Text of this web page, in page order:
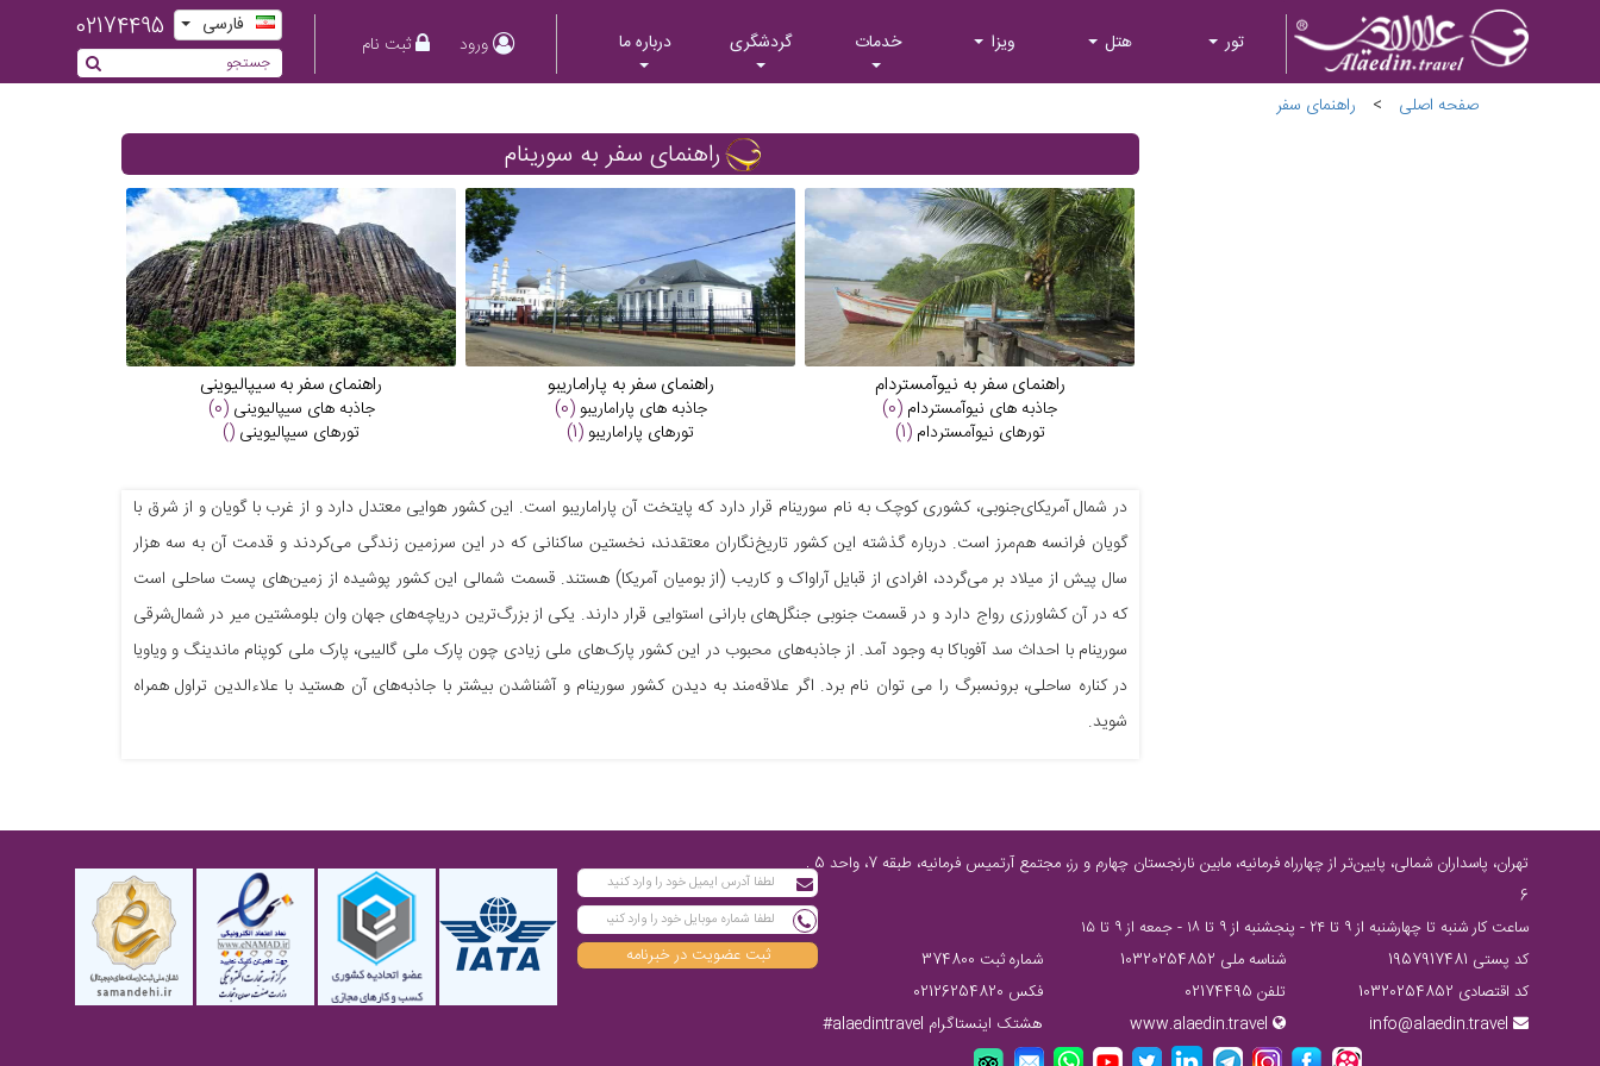
تور هتل ویزا خدمات گردشگری درباره ما ورود ثبت نام
فارسی 02174495
صفحه اصلی > راهنمای سفر
راهنمای سفر به سورینام
راهنمای سفر به نیوآمستردام
جاذبه های نیوآمستردام (0)
تورهای نیوآمستردام (1)
راهنمای سفر به پاراماریبو
جاذبه های پاراماریبو(0)
تورهای پاراماریبو(1)
راهنمای سفر به سیپالیوینی
جاذبه های سیپالیوینی (0)
تورهای سیپالیوینی ()
در شمال آمریکای‌جنوبی، کشوری کوچک به نام سورینام قرار دارد که پایتخت آن پاراماریبو است. این کشور هوایی معتدل دارد و از غرب با گویان و از شرق با
گویان فرانسه هم‌مرز است. درباره گذشته این کشور تاریخ‌نگاران معتقدند، نخستین ساکنانی که در این سرزمین زندگی می‌کردند و قدمت آن به سه هزار
سال پیش از میلاد بر می‌گردد، افرادی از قبایل آراواک و کاریب (از بومیان آمریکا) هستند. قسمت شمالی این کشور پوشیده از زمین‌های پست ساحلی است
که در آن کشاورزی رواج دارد و در قسمت جنوبی جنگل‌های بارانی استوایی قرار دارند. یکی از بزرگ‌ترین دریاچه‌های جهان وان بلومشتین میر در شمال‌شرقی
سورینام با احداث سد آفوباکا به وجود آمد. از جاذبه‌های محبوب در این کشور پارک‌های ملی زیادی چون پارک ملی گالیبی، پارک ملی کوپنام ماندینگ و ویاویا
در کناره ساحلی، برونسبرگ را می توان نام برد. اگر علاقه‌مند به دیدن کشور سورینام و آشنا‌شدن بیشتر با جاذبه‌های آن هستید با علاءالدین تراول همراه
شوید.
تهران، پاسداران شمالی، پایین‌تر از چهارراه فرمانیه، مابین نارنجستان چهارم و رز، مجتمع آرتمیس فرمانیه، طبقه 7، واحد 5 ,
6
ساعت كار شنبه تا چهارشنبه از ٩ تا ٢٤ - پنجشنبه از ٩ تا ١٨ - جمعه از ٩ تا ١٥
کد پستی 1957917481
شناسه ملی 10320254852
شماره ثبت 374800
کد اقتصادی 10320254852
تلفن 02174495
فکس 02126254820
info@alaedin.travel
www.alaedin.travel هشتک اینستاگرام alaedintravel#
ثبت عضویت در خبرنامه